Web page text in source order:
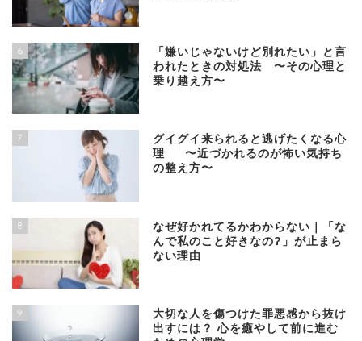
6
「嫌いじゃないけど別れたい」と言
われたときの対処法 〜その心理と
乗り越え方〜
7
グイグイ来られると逃げたくなる心
理 〜近づかれるのが怖い気持ち
の整え方〜
8
なぜ好かれてるかわからない｜「な
んで私のこと好きなの?」が止まら
ない理由
9
大切な人を傷つけた罪悪感から抜け
出すには？ 心を癒やして前に進む